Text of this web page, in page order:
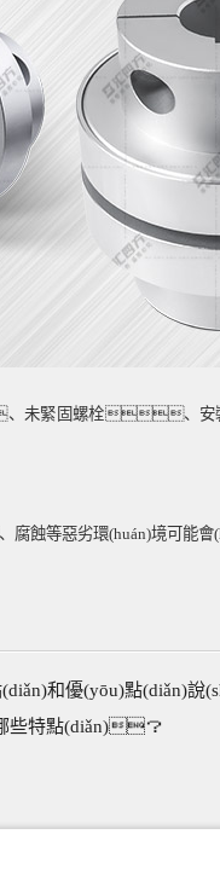
、未緊固螺栓、安
蝕等惡劣環(huán)境可能
(diǎn)和優(yōu)點(diǎn)
些特點(diǎn)？